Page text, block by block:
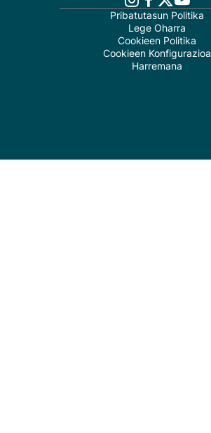
Pribatutasun Politika
Lege Oharra
Cookieen Politika
Cookieen Konfigurazioa
Harremana